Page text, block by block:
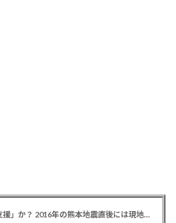
中居正広氏 「ひそかに被災地支援」か？ 2016年の熊本地震直後には現地で炊き出し 親友・松本人志の闘病に心を痛め、頻繁に連絡も